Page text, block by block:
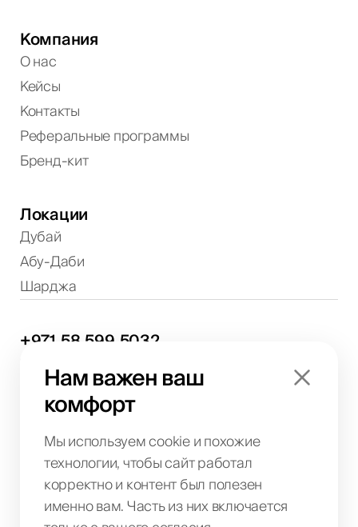
Нам важен ваш
комфорт
Мы используем cookie и похожие
технологии, чтобы сайт работал
корректно и контент был полезен
именно вам. Часть из них включается
Компания
О нас
Кейсы
Контакты
Реферальные программы
Бренд-кит
Локации
Дубай
Абу-Даби
Шарджа
+971 58 599 5032
info@biglab.ae
По вопросам проектов
Офис в Дубае
Art of Living Mall, 1st Floor, Al Barsha 2, Umm
Suqeim Street, Dubai, UAE
BIG LAB IT SOLUTIONS L.L.C